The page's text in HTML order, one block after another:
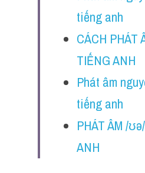
tiếng anh
CÁCH PHÁT
TIẾNG ANH
Phát âm
tiếng anh
PHÁT ÂM /
ANH